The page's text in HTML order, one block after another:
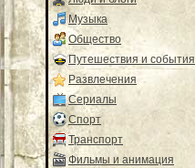
Музыка
Общество
Путешествия и события
Развлечения
Сериалы
Спорт
Транспорт
Фильмы и анимация